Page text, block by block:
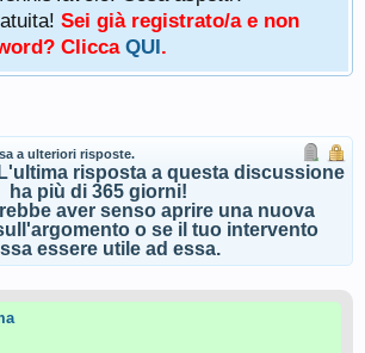
Sei già registrato/a e non
Clicca QUI.
a ulteriori risposte.
risposta a questa discussione
ha più di 365 giorni!
aver senso aprire una nuova
o se il tuo intervento
essere utile ad essa.